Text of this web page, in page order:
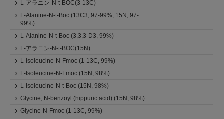
L-アラニン-N-t-BOC(3-13C)
L-Alanine-N-t-Boc (13C3, 97-99%; 15N, 97-
99%)
L-Alanine-N-t-Boc (3,3,3-D3, 99%)
L-アラニン-N-t-BOC(15N)
L-Isoleucine-N-Fmoc (1-13C, 99%)
L-Isoleucine-N-Fmoc (15N, 98%)
L-Isoleucine-N-t-Boc (15N, 98%)
Glycine, N-benzoyl (hippuric acid) (15N, 98%)
Glycine-N-Fmoc (1-13C, 99%)